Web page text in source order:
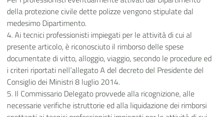
della protezione civile dette polizze vengono stipulate dal
medesimo Dipartimento.
4. Ai tecnici professionisti impiegati per le attività di cui al
presente articolo, è riconosciuto il rimborso delle spese
documentate di vitto, alloggio, viaggio, secondo le procedure ed
i criteri riportati nell’allegato A del decreto del Presidente del
Consiglio dei Ministri 8 luglio 2014.
5. Il Commissario Delegato provvede alla ricognizione, alle
necessarie verifiche istruttorie ed alla liquidazione dei rimborsi